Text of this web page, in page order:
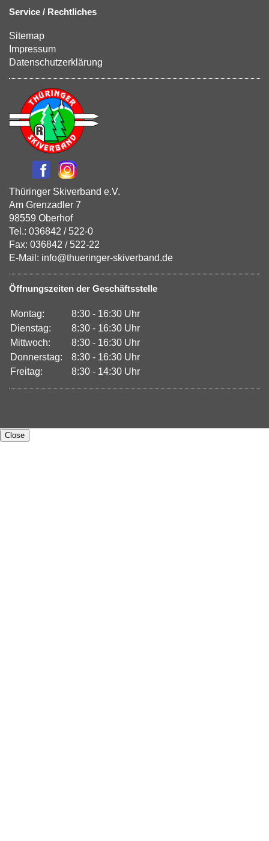
Service / Rechtliches
Sitemap
Impressum
Datenschutzerklärung
Thüringer Skiverband e.V.
Am Grenzadler 7
98559 Oberhof
Tel.: 036842 / 522-0
Fax: 036842 / 522-22
E-Mail: info@thueringer-skiverband.de
Öffnungszeiten der Geschäftsstelle
Montag:
8:30 - 16:30 Uhr
Dienstag:
8:30 - 16:30 Uhr
Mittwoch:
8:30 - 16:30 Uhr
Donnerstag:
8:30 - 16:30 Uhr
Freitag:
8:30 - 14:30 Uhr
Close